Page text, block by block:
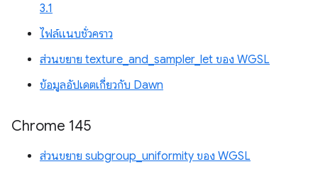
3.1
ไฟล์แนบชั่วคราว
ส่วนขยาย texture_and_sampler_let ของ WGSL
ข้อมูลอัปเดตเกี่ยวกับ Dawn
Chrome 145
ส่วนขยาย subgroup_uniformity ของ WGSL